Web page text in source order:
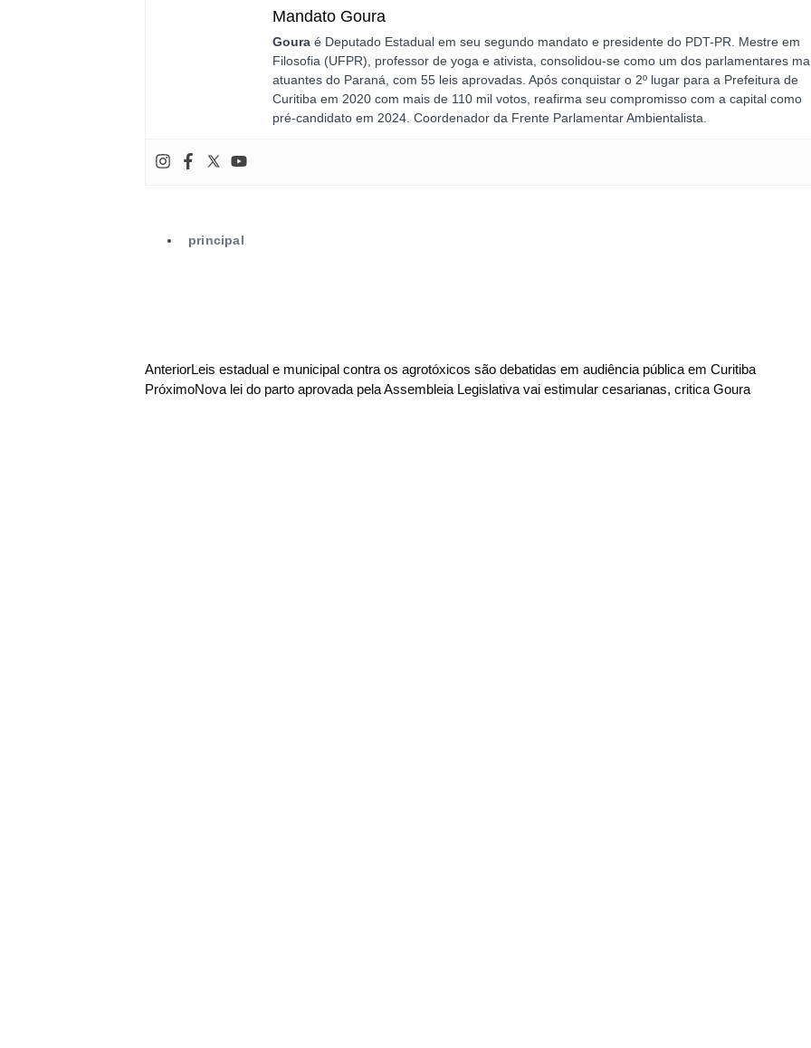
Mandato Goura
Goura é Deputado Estadual em seu segundo mandato e presidente do PDT-PR. Mestre em
Filosofia (UFPR), professor de yoga e ativista, consolidou-se como um dos parlamentares
atuantes do Paraná, com 55 leis aprovadas. Após conquistar o 2º lugar para a Prefeitura de
Curitiba em 2020 com mais de 110 mil votos, reafirma seu compromisso com a capital como
pré-candidato em 2024. Coordenador da Frente Parlamentar Ambientalista.
principal
AnteriorLeis estadual e municipal contra os agrotóxicos são debatidas em audiência pública em Curitiba
PróximoNova lei do parto aprovada pela Assembleia Legislativa vai estimular cesarianas, critica Goura